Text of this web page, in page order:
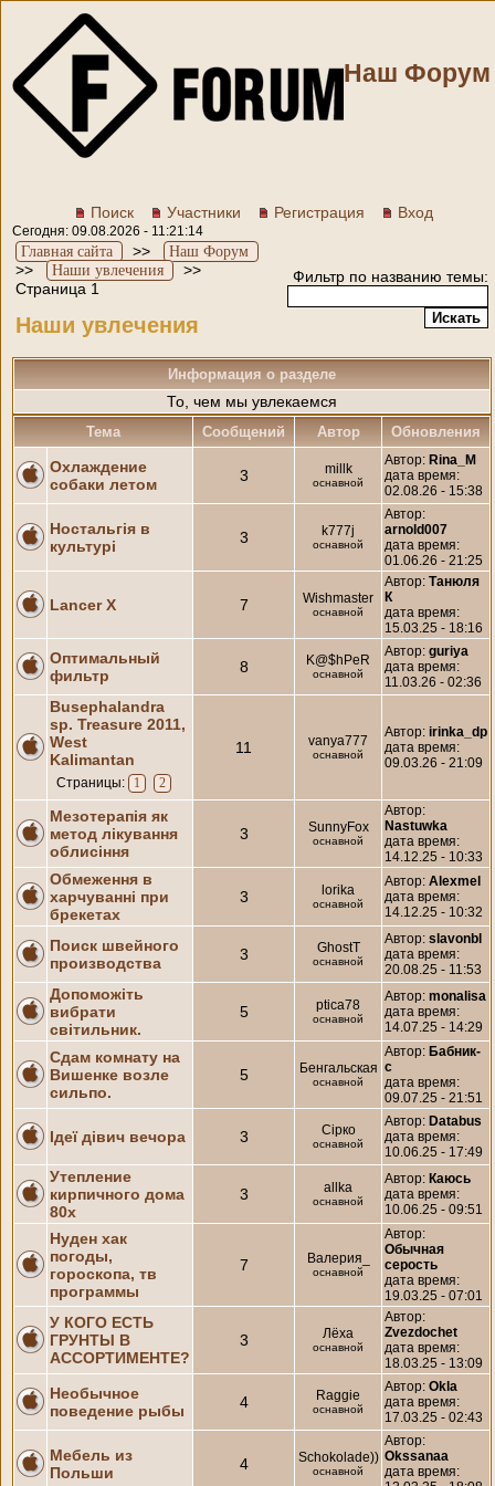
Наш Форум
Поиск Участники Регистрация Вход
Сегодня: 09.08.2026 - 11:21:14
Главная сайта >> Наш Форум
>> Наши увлечения
>>
Страница 1
Наши увлечения
Фильтр по названию темы:
Информация о разделе
То, чем мы увлекаемся
Тема Cообщений Автор Обновления
Охлаждение
собаки летом
3 millk
оснавной
Автор: Rina_M
дата время:
02.08.26 - 15:38
Ностальгія в
культурі
3 k777j
оснавной
Автор:
arnold007
дата время:
01.06.26 - 21:25
Lancer X 7 Wishmaster
оснавной
Автор: Танюля
К
дата время:
15.03.25 - 18:16
Оптимальный
фильтр
8 K@$hPeR
оснавной
Автор: guriya
дата время:
11.03.26 - 02:36
Busephalandra
sp. Treasure 2011,
West
Kalimantan
Страницы: 1 2
11 vanya777
оснавной
Автор: irinka_dp
дата время:
09.03.26 - 21:09
Мезотерапія як
метод лікування
облисіння
3 SunnyFox
оснавной
Автор:
Nastuwka
дата время:
14.12.25 - 10:33
Обмеження в
харчуванні при
брекетах
3 lorika
оснавной
Автор: Alexmel
дата время:
14.12.25 - 10:32
Поиск швейного
производства
3 GhostT
оснавной
Автор: slavonbl
дата время:
20.08.25 - 11:53
Допоможіть
вибрати
світильник.
5 ptica78
оснавной
Автор: monalisa
дата время:
14.07.25 - 14:29
Сдам комнату на
Вишенке возле
сильпо.
5 Бенгальская
оснавной
Автор: Бабник-
с
дата время:
09.07.25 - 21:51
Ідеї дівич вечора 3 Сiрко
оснавной
Автор: Databus
дата время:
10.06.25 - 17:49
Утепление
кирпичного дома
80х
3 allka
оснавной
Автор: Каюсь
дата время:
10.06.25 - 09:51
Нуден хак
погоды,
гороскопа, тв
программы
7 Валерия_
оснавной
Автор:
Обычная
серость
дата время:
19.03.25 - 07:01
У КОГО ЕСТЬ
ГРУНТЫ В
АССОРТИМЕНТЕ?
3 Лёха
оснавной
Автор:
Zvezdochet
дата время:
18.03.25 - 13:09
Необычное
поведение рыбы
4 Raggie
оснавной
Автор: Okla
дата время:
17.03.25 - 02:43
Мебель из
Польши
4 Schokolade))
оснавной
Автор:
Okssanaa
дата время: